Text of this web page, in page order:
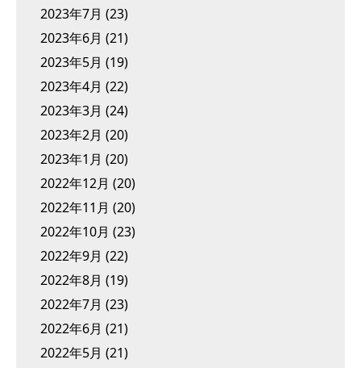
2023年7月 (23)
2023年6月 (21)
2023年5月 (19)
2023年4月 (22)
2023年3月 (24)
2023年2月 (20)
2023年1月 (20)
2022年12月 (20)
2022年11月 (20)
2022年10月 (23)
2022年9月 (22)
2022年8月 (19)
2022年7月 (23)
2022年6月 (21)
2022年5月 (21)